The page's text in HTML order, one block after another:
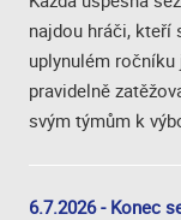
najdou hráči, kteří
uplynulém
pravidelně
svým týmům k
6.7.2026 - Konec